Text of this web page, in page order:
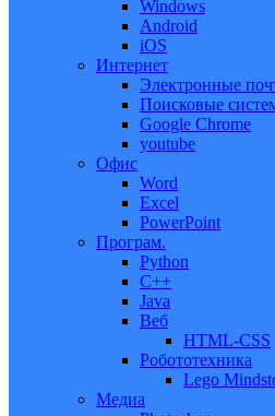
Windows
Android
iOS
Интернет
Электронные
Поисковые
Google Chrome
youtube
Офис
Word
Excel
PowerPoint
Програм.
Python
C++
Java
Веб
HTML-CSS
Робототехника
Lego
Медиа